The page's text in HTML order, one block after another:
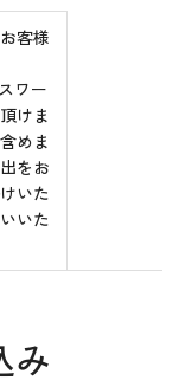
客様
ワー
けま
めま
をお
いた
いた
み